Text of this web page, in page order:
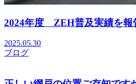
2024年度 ZEH普及実績を報
2025.05.30
ブログ